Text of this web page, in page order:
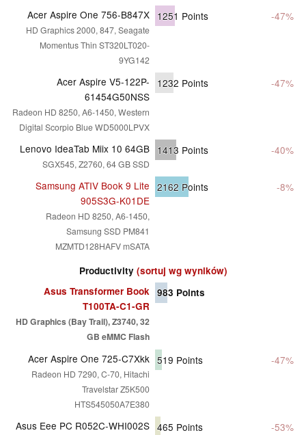
Acer Aspire One 756-B847X
HD Graphics 2000, 847, Seagate
Momentus Thin ST320LT020-
9YG142
1251 Points -47%
Acer Aspire V5-122P-
61454G50NSS
Radeon HD 8250, A6-1450, Western
Digital Scorpio Blue WD5000LPVX
1232 Points -47%
Lenovo IdeaTab Miix 10 64GB
SGX545, Z2760, 64 GB SSD
1413 Points -40%
Samsung ATIV Book 9 Lite
905S3G-K01DE
Radeon HD 8250, A6-1450,
Samsung SSD PM841
MZMTD128HAFV mSATA
2162 Points -8%
Productivity (sortuj wg wyników)
Asus Transformer Book
T100TA-C1-GR
HD Graphics (Bay Trail), Z3740, 32
GB eMMC Flash
983 Points
Acer Aspire One 725-C7Xkk
Radeon HD 7290, C-70, Hitachi
Travelstar Z5K500
HTS545050A7E380
519 Points -47%
Asus Eee PC R052C-WHI002S 465 Points -53%